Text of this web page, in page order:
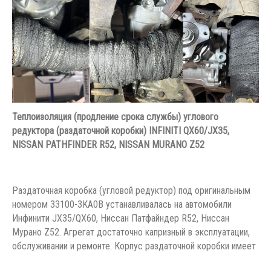
Теплоизоляция (продление срока службы) углового
редуктора (раздаточной коробки) INFINITI QX60/JX35,
NISSAN PATHFINDER R52, NISSAN MURANO Z52
Раздаточная коробка (угловой редуктор) под оригинальным
номером 33100-3KA0B устанавливалась на автомобили
Инфинити JX35/QX60, Ниссан Патфайндер R52, Ниссан
Мурано Z52. Агрегат достаточно капризный в эксплуатации,
обслуживании и ремонте. Корпус раздаточной коробки имеет